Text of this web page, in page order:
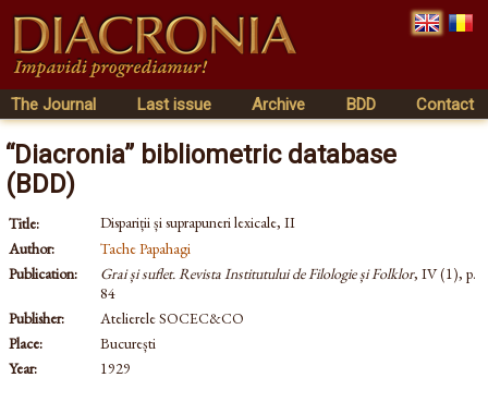
The Journal Last issue Archive BDD Contact
“Diacronia” bibliometric database
(BDD)
Title:
Dispariții și suprapuneri lexicale, II
Author:
Tache Papahagi
Publication:
Grai și suflet. Revista Institutului de Filologie și Folklor, IV (1), p.
84
Publisher:
Atelierele SOCEC&CO
Place:
București
Year:
1929